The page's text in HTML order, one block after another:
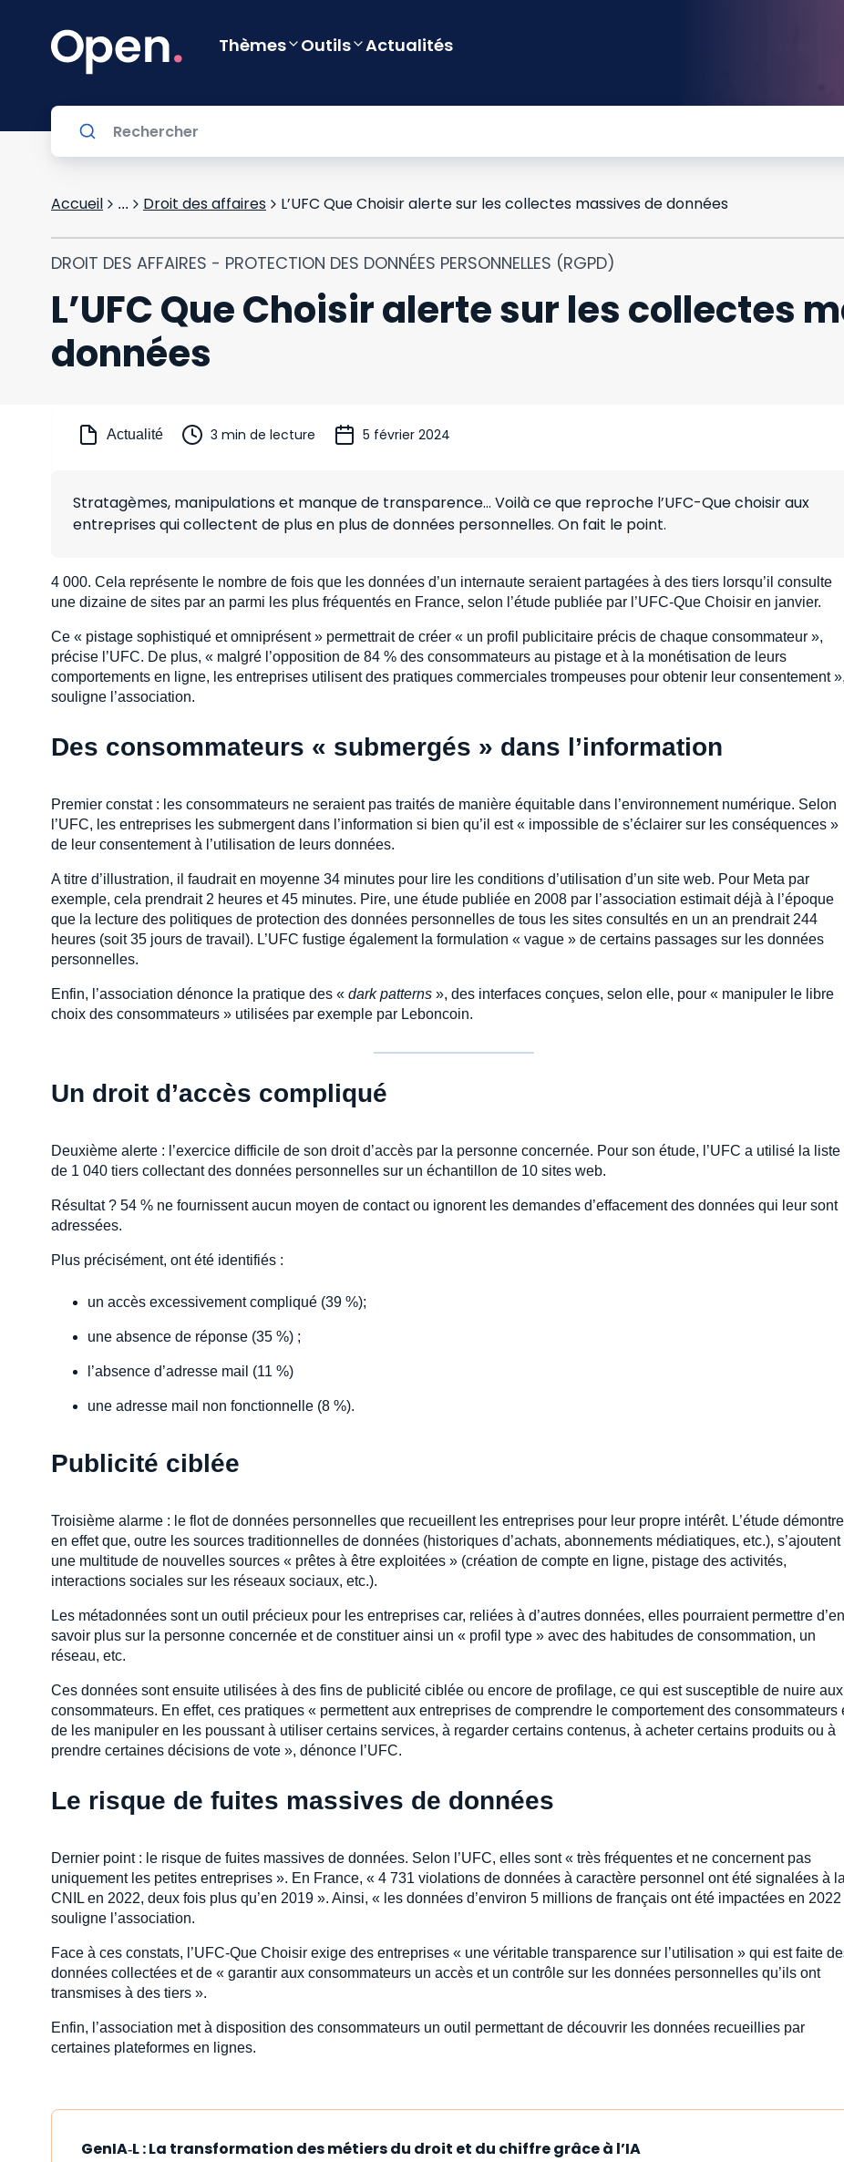
Thèmes Outils Actualités
Accueil ... Droit des affaires L’UFC Que Choisir alerte sur les collectes massives de données
DROIT DES AFFAIRES - PROTECTION DES DONNÉES PERSONNELLES (RGPD)
L’UFC Que Choisir alerte sur les collectes
données
Actualité 3 min de lecture 5 février 2024
Stratagèmes, manipulations et manque de transparence… Voilà ce que reproche l’UFC-Que choisir aux
entreprises qui collectent de plus en plus de données personnelles. On fait le point.
4 000. Cela représente le nombre de fois que les données d’un internaute seraient partagées à des tiers lorsqu’il consulte
une dizaine de sites par an parmi les plus fréquentés en France, selon l’étude publiée par l’UFC-Que Choisir en janvier.
Ce « pistage sophistiqué et omniprésent » permettrait de créer « un profil publicitaire précis de chaque consommateur »,
précise l’UFC. De plus, « malgré l’opposition de 84 % des consommateurs au pistage et à la monétisation de leurs
comportements en ligne, les entreprises utilisent des pratiques commerciales trompeuses pour obtenir leur consentement »,
souligne l’association.
Des consommateurs « submergés » dans l’information
Premier constat : les consommateurs ne seraient pas traités de manière équitable dans l’environnement numérique. Selon
l’UFC, les entreprises les submergent dans l’information si bien qu’il est « impossible de s’éclairer sur les conséquences »
de leur consentement à l’utilisation de leurs données.
A titre d’illustration, il faudrait en moyenne 34 minutes pour lire les conditions d’utilisation d’un site web. Pour Meta par
exemple, cela prendrait 2 heures et 45 minutes. Pire, une étude publiée en 2008 par l’association estimait déjà à l’époque
que la lecture des politiques de protection des données personnelles de tous les sites consultés en un an prendrait 244
heures (soit 35 jours de travail). L’UFC fustige également la formulation « vague » de certains passages sur les données
personnelles.
Enfin, l’association dénonce la pratique des « dark patterns », des interfaces conçues, selon elle, pour « manipuler le libre
choix des consommateurs » utilisées par exemple par Leboncoin.
Un droit d’accès compliqué
Deuxième alerte : l’exercice difficile de son droit d’accès par la personne concernée. Pour son étude, l’UFC a utilisé la liste
de 1 040 tiers collectant des données personnelles sur un échantillon de 10 sites web.
Résultat ? 54 % ne fournissent aucun moyen de contact ou ignorent les demandes d’effacement des données qui leur sont
adressées.
Plus précisément, ont été identifiés :
un accès excessivement compliqué (39 %);
une absence de réponse (35 %) ;
l’absence d’adresse mail (11 %)
une adresse mail non fonctionnelle (8 %).
Publicité ciblée
Troisième alarme : le flot de données personnelles que recueillent les entreprises pour leur propre intérêt. L’étude démontre
en effet que, outre les sources traditionnelles de données (historiques d’achats, abonnements médiatiques, etc.), s’ajoutent
une multitude de nouvelles sources « prêtes à être exploitées » (création de compte en ligne, pistage des activités,
interactions sociales sur les réseaux sociaux, etc.).
Les métadonnées sont un outil précieux pour les entreprises car, reliées à d’autres données, elles pourraient permettre d’en
savoir plus sur la personne concernée et de constituer ainsi un « profil type » avec des habitudes de consommation, un
réseau, etc.
Ces données sont ensuite utilisées à des fins de publicité ciblée ou encore de profilage, ce qui est susceptible de nuire aux
consommateurs. En effet, ces pratiques « permettent aux entreprises de comprendre le comportement des consommateurs
de les manipuler en les poussant à utiliser certains services, à regarder certains contenus, à acheter certains produits ou à
prendre certaines décisions de vote », dénonce l’UFC.
Le risque de fuites massives de données
Dernier point : le risque de fuites massives de données. Selon l’UFC, elles sont « très fréquentes et ne concernent pas
uniquement les petites entreprises ». En France, « 4 731 violations de données à caractère personnel ont été signalées à la
CNIL en 2022, deux fois plus qu’en 2019 ». Ainsi, « les données d’environ 5 millions de français ont été impactées en 2022
souligne l’association.
Face à ces constats, l’UFC-Que Choisir exige des entreprises « une véritable transparence sur l’utilisation » qui est faite
données collectées et de « garantir aux consommateurs un accès et un contrôle sur les données personnelles qu’ils ont
transmises à des tiers ».
Enfin, l’association met à disposition des consommateurs un outil permettant de découvrir les données recueillies par
certaines plateformes en lignes.
GenIA‑L : La transformation des métiers du droit et du chiffre grâce à l’IA